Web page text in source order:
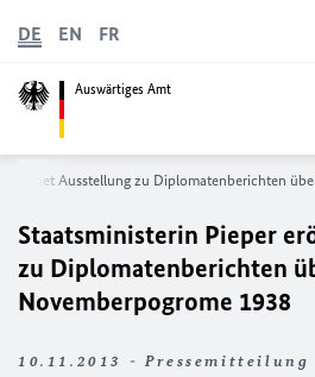
Auswärtiges Amt
DE EN FR
eröffnet Ausstellung zu Diplomatenberichten
Staatsministerin Pieper
zu Diplomatenberichten
Novemberpogrome 1938
10.11.2013 - Pressemitteilung